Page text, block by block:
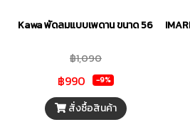
Kawa พัดลมแบบเพดาน ขนาด 56 นิ้ว รุ่น
฿1,090
฿990 -9%
สั่งซื้อสินค้า